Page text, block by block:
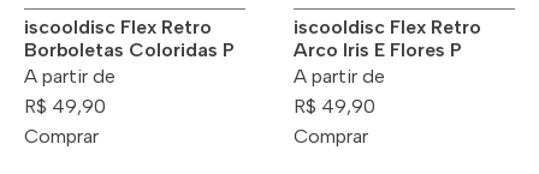
iscooldisc Flex Retro
Borboletas Coloridas P
A partir de
R$ 49,90
Comprar
iscooldisc Flex Retro
Arco Iris E Flores P
A partir de
R$ 49,90
Comprar